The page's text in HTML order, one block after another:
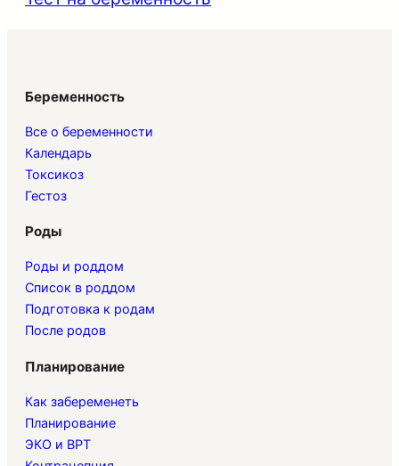
Беременность
Все о беременности
Календарь
Токсикоз
Гестоз
Роды
Роды и роддом
Список в роддом
Подготовка к родам
После родов
Планирование
Как забеременеть
Планирование
ЭКО и ВРТ